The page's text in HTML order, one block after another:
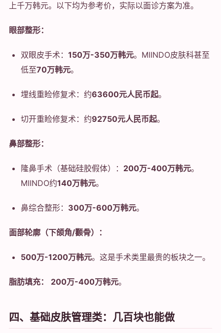
上千万韩元。以下均为参考价，实际以面诊方案为准。
眼部整形：
双眼皮手术： 150万-350万韩元。MIINDO皮肤科甚至
低至70万韩元。
埋线重睑修复术：约63600元人民币起。
切开重睑修复术：约92750元人民币起。
鼻部整形：
隆鼻手术（基础硅胶假体）： 200万-400万韩元。
MIINDO约140万韩元。
鼻综合整形： 300万-600万韩元。
面部轮廓（下颌角/颧骨）：
500万-1200万韩元。这是手术类里最贵的板块之一。
脂肪填充： 200万-400万韩元。
四、基础皮肤管理类：几百块也能做